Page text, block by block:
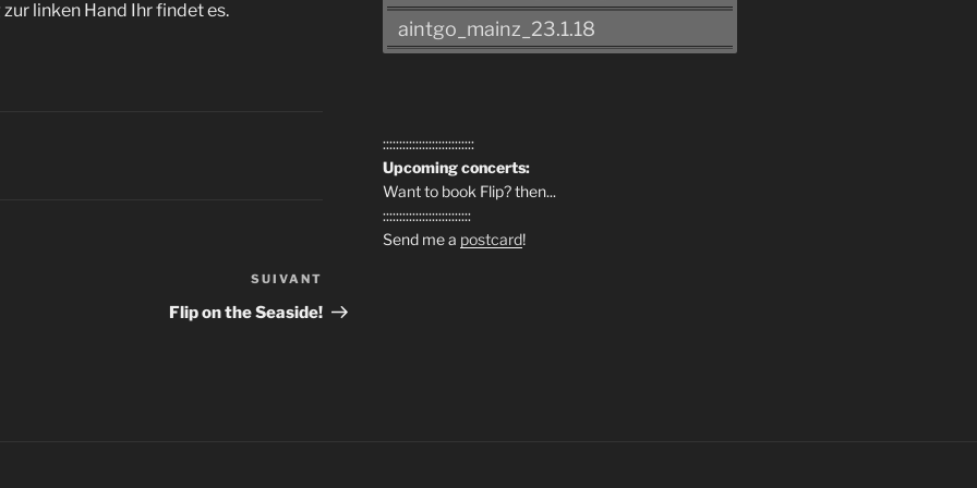
linken Hand Ihr findet es.
suivant
SUIVANT
Flip on the Seaside!
aintgo_mainz_23.1.18
::::::::::::::::::::::::::::
Upcoming concerts:
Want to book Flip? then...
:::::::::::::::::::::::::::
Send me a postcard!